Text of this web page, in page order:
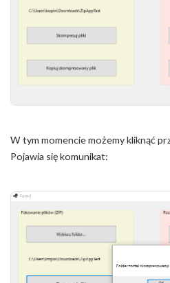
W tym momencie możemy kliknąć
Pojawia się komunikat: